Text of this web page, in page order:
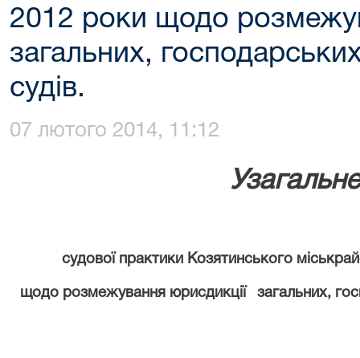
2012 роки щодо
загальних,
судів.
07 лютого 2014, 11:12
судової практики Козятинського
щодо розмежування юрисдикції загальних,